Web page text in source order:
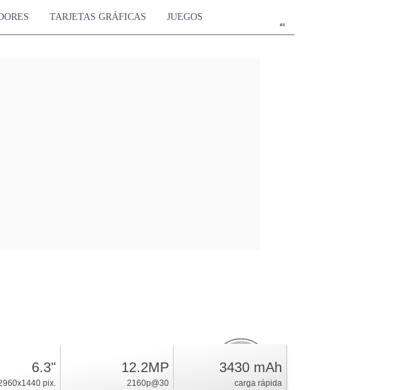
es
TARJETAS GRÁFICAS JUEGOS
15.4
índice
6.3"
pix.
12.2MP
2160p@30
3430 mAh
carga rápida